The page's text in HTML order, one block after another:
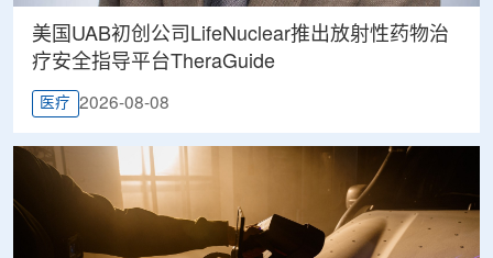
美国UAB初创公司LifeNuclear推出放射性药物治
疗安全指导平台TheraGuide
医疗 2026-08-08